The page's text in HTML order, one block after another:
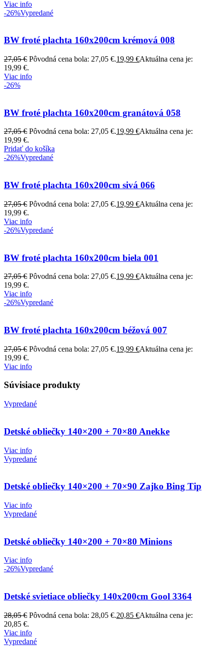
Viac info
-26%Vypredané
BW froté plachta 160x200cm krémová 008
27,05€ Pôvodná cena bola: 27,05 €.19,99 €Aktuálna cena je:
19,99 €.
Viac info
-26%
BW froté plachta 160x200cm granátová 058
27,05€ Pôvodná cena bola: 27,05 €.19,99 €Aktuálna cena je:
19,99 €.
Pridať do košíka
-26%Vypredané
BW froté plachta 160x200cm sivá 066
27,05€ Pôvodná cena bola: 27,05 €.19,99 €Aktuálna cena je:
19,99 €.
Viac info
-26%Vypredané
BW froté plachta 160x200cm biela 001
27,05€ Pôvodná cena bola: 27,05 €.19,99 €Aktuálna cena je:
19,99 €.
Viac info
-26%Vypredané
BW froté plachta 160x200cm béžová 007
27,05€ Pôvodná cena bola: 27,05 €.19,99 €Aktuálna cena je:
19,99 €.
Viac info
Súvisiace produkty
Vypredané
Detské obliečky 140×200 + 70×80 Anekke
Viac info
Vypredané
Detské obliečky 140×200 + 70×90 Zajko Bing Tip
Viac info
Vypredané
Detské obliečky 140×200 + 70×80 Minions
Viac info
-26%Vypredané
Detské svietiace obliečky 140x200cm Gool 3364
28,05€ Pôvodná cena bola: 28,05 €.20,85 €Aktuálna cena je:
20,85 €.
Viac info
Vypredané